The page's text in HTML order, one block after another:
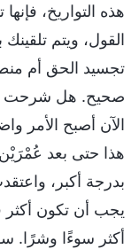
هذه التواريخ،
القول، ويتم
تجسيد الحق أم
صحيح. هل شرحت
الآن أصبح الأمر
هذا حتى بعد
بدرجة أكبر،
يجب أن تكون أكثر
أكثر سوءًا وشرًا.